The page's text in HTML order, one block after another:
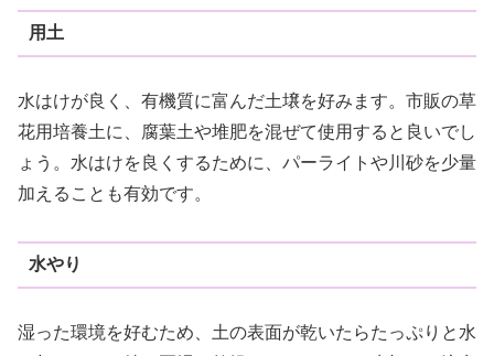
用土
水はけが良く、有機質に富んだ土壌を好みます。市販の草
花用培養土に、腐葉土や堆肥を混ぜて使用すると良いでし
ょう。水はけを良くするために、パーライトや川砂を少量
加えることも有効です。
水やり
湿った環境を好むため、土の表面が乾いたらたっぷりと水